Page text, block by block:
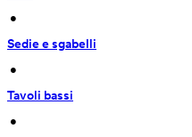
•
Sedie e sgabelli
•
Tavoli bassi
•